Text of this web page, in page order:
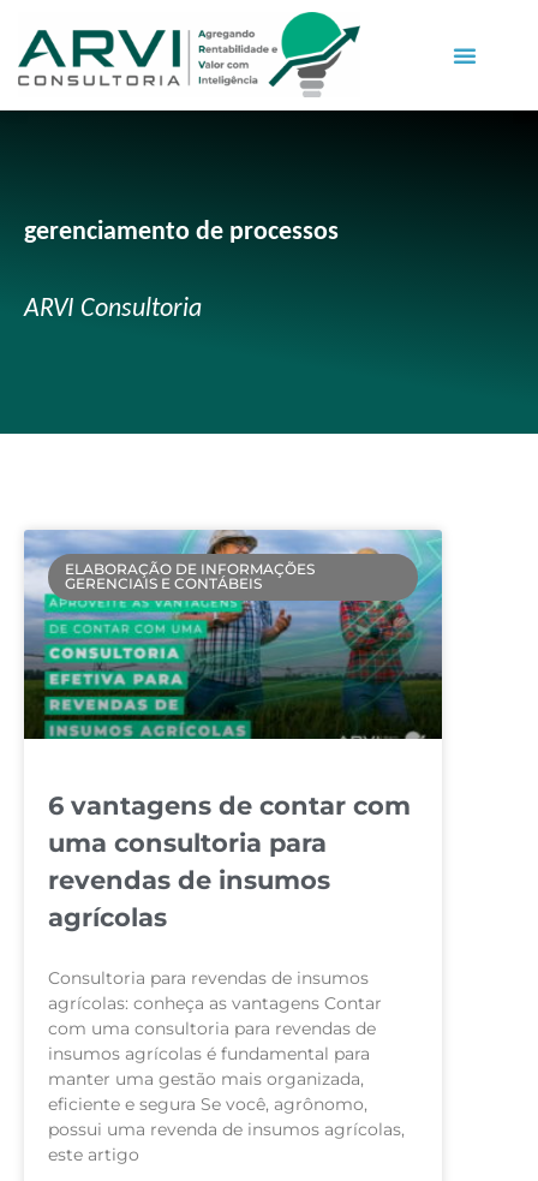
gerenciamento de processos
ARVI Consultoria
ELABORAÇÃO DE INFORMAÇÕES
GERENCIAIS E CONTÁBEIS
6 vantagens de contar com
uma consultoria para
revendas de insumos
agrícolas
Consultoria para revendas de insumos
agrícolas: conheça as vantagens Contar
com uma consultoria para revendas de
insumos agrícolas é fundamental para
manter uma gestão mais organizada,
eficiente e segura Se você, agrônomo,
possui uma revenda de insumos agrícolas,
este artigo